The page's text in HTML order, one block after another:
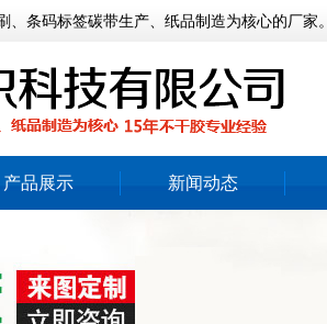
条码标签碳带生产、纸品制造为核心的厂家。
产品展示 新闻动态